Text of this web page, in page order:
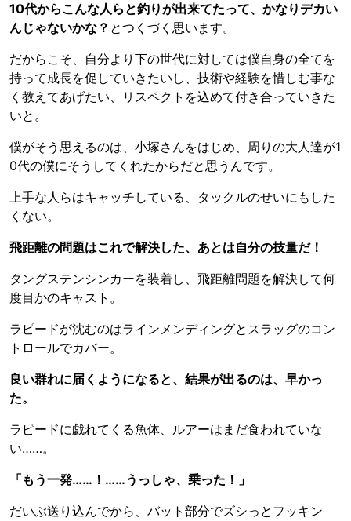
10代からこんな人らと釣りが出来てたって、かなりデカい
んじゃないかな？ とつくづく思います。
だからこそ、自分より下の世代に対しては僕自身の全てを
持って成長を促していきたいし、技術や経験を惜しむ事な
く教えてあげたい、リスペクトを込めて付き合っていきた
いと。
僕がそう思えるのは、小塚さんをはじめ、周りの大人達が1
0代の僕にそうしてくれたからだと思うんです。
上手な人らはキャッチしている、タックルのせいにもした
くない。
飛距離の問題はこれで解決した、あとは自分の技量だ！
タングステンシンカーを装着し、飛距離問題を解決して何
度目かのキャスト。
ラピードが沈むのはラインメンディングとスラッグのコン
トロールでカバー。
良い群れに届くようになると、結果が出るのは、早かっ
た。
ラピードに戯れてくる魚体、ルアーはまだ食われていな
い……。
「もう一発……！……うっしゃ、乗った！」
だいぶ送り込んでから、バット部分でズシっとフッキン